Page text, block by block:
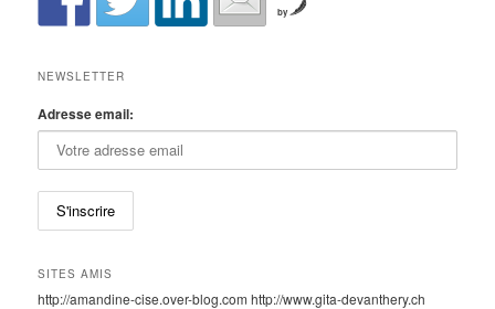
by
NEWSLETTER
Adresse email:
SITES AMIS
http://amandine-cise.over-blog.com http://www.gita-devanthery.ch